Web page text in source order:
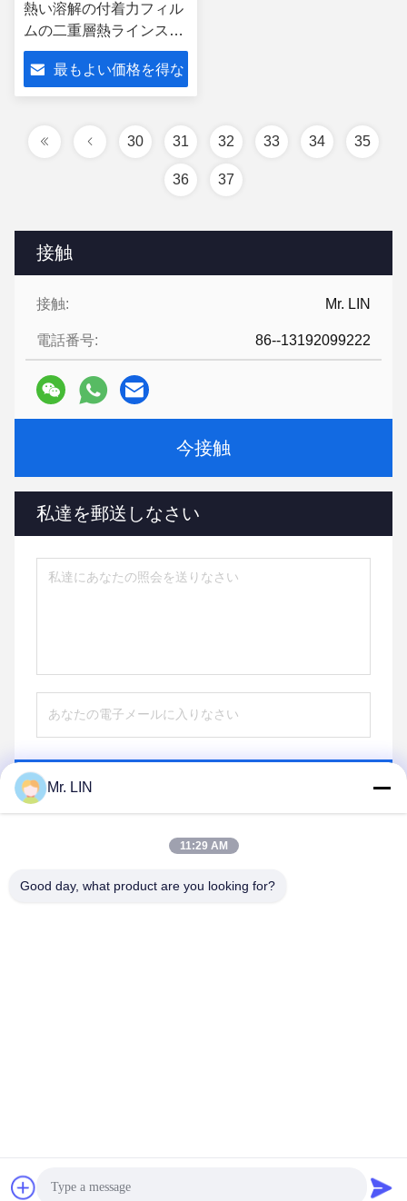
接触
接触: Mr. LIN
電話番号: 86--13192099222
今接触
私達を郵送しなさい
熱い溶解の付着力フィル
ムの二重層熱ラインスト
ーンは作動する
最もよい価格を得な
30 31 32 33 34 35
36 37
2025 hotmelt-films.com . 複製権所有。
Mr. LIN
11:29 AM
Good day, what product are you looking for?